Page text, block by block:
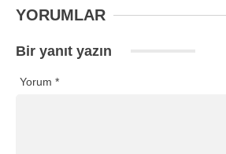
YORUMLAR
Bir yanıt yazın
Yorum *